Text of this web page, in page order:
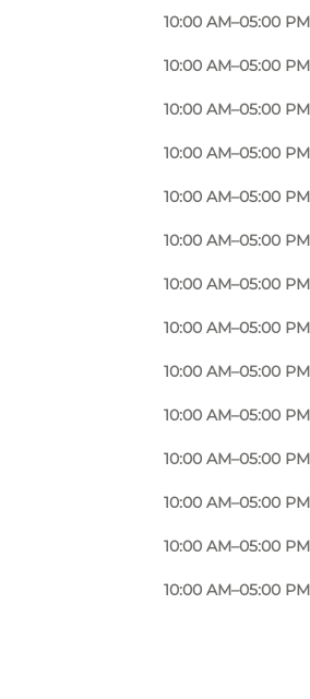
10:00 AM–05:00 PM
10:00 AM–05:00 PM
10:00 AM–05:00 PM
10:00 AM–05:00 PM
10:00 AM–05:00 PM
10:00 AM–05:00 PM
10:00 AM–05:00 PM
10:00 AM–05:00 PM
10:00 AM–05:00 PM
10:00 AM–05:00 PM
10:00 AM–05:00 PM
10:00 AM–05:00 PM
10:00 AM–05:00 PM
10:00 AM–05:00 PM
sowohl ein Webshop als
Bei Hytteballe Antik